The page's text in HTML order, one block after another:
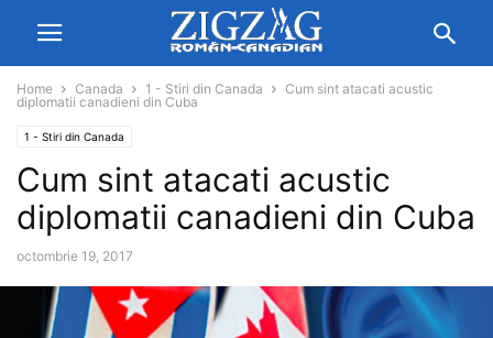
Home Canada 1 - Stiri din Canada
Cum sint atacati acustic
diplomatii canadieni din Cuba
1 - Stiri din Canada
Cum sint atacati acustic
diplomatii canadieni din Cuba
octombrie 19, 2017